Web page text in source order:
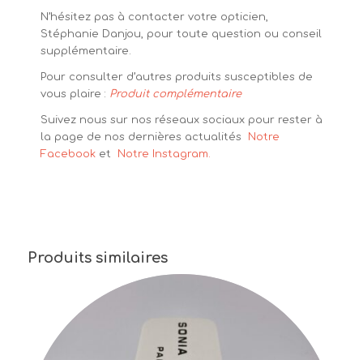
N’hésitez pas à contacter votre opticien,
Stéphanie Danjou, pour toute question ou conseil
supplémentaire.
Pour consulter d’autres produits susceptibles de
vous plaire : Produit complémentaire
Suivez nous sur nos réseaux sociaux pour rester à
la page de nos dernières actualités
Notre
Facebooket Notre Instagram.
Produits similaires